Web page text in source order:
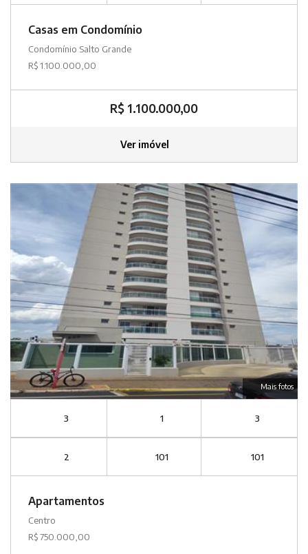
Casas em Condomínio
Condomínio Salto Grande
R$ 1.100.000,00
R$ 1.100.000,00
Ver imóvel
Mais fotos
3 1 3
2 101 101
Apartamentos
Centro
R$ 750.000,00